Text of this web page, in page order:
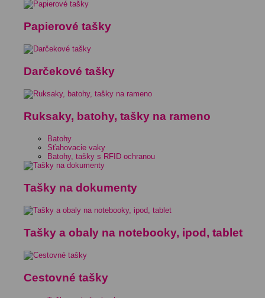
Papierové tašky
Darčekové tašky
Ruksaky, batohy, tašky na rameno
Batohy
Sťahovacie vaky
Batohy, tašky s RFID ochranou
Tašky na dokumenty
Tašky a obaly na notebooky, ipod, tablet
Cestovné tašky